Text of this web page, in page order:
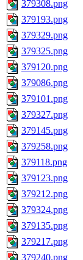
379308.png
379193.png
379329.png
379325.png
379120.png
379086.png
379101.png
379327.png
379145.png
379258.png
379118.png
379123.png
379212.png
379324.png
379135.png
379217.png
379240.png